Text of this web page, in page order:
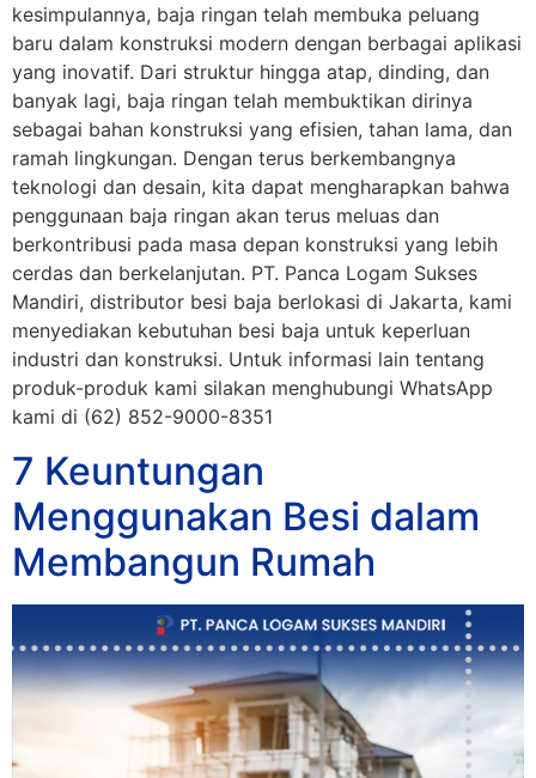
kesimpulannya, baja ringan telah membuka peluang
baru dalam konstruksi modern dengan berbagai aplikasi
yang inovatif. Dari struktur hingga atap, dinding, dan
banyak lagi, baja ringan telah membuktikan dirinya
sebagai bahan konstruksi yang efisien, tahan lama, dan
ramah lingkungan. Dengan terus berkembangnya
teknologi dan desain, kita dapat mengharapkan bahwa
penggunaan baja ringan akan terus meluas dan
berkontribusi pada masa depan konstruksi yang lebih
cerdas dan berkelanjutan. PT. Panca Logam Sukses
Mandiri, distributor besi baja berlokasi di Jakarta, kami
menyediakan kebutuhan besi baja untuk keperluan
industri dan konstruksi. Untuk informasi lain tentang
produk-produk kami silakan menghubungi WhatsApp
kami di (62) 852-9000-8351
7 Keuntungan
Menggunakan Besi dalam
Membangun Rumah